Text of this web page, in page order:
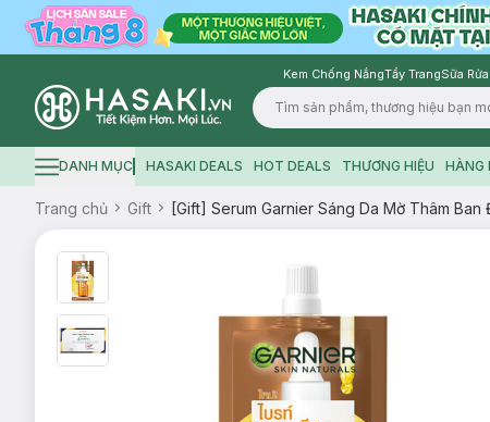
Kem Chống NắngTẩy TrangSữa
Logo
Hamburger icon
DANH MỤC HASAKI DEALS HOT DEALS THƯƠNG HIỆU HÀNG
Trang chủ Gift [Gift] Serum Garnier Sáng Da Mờ Thâm Ban